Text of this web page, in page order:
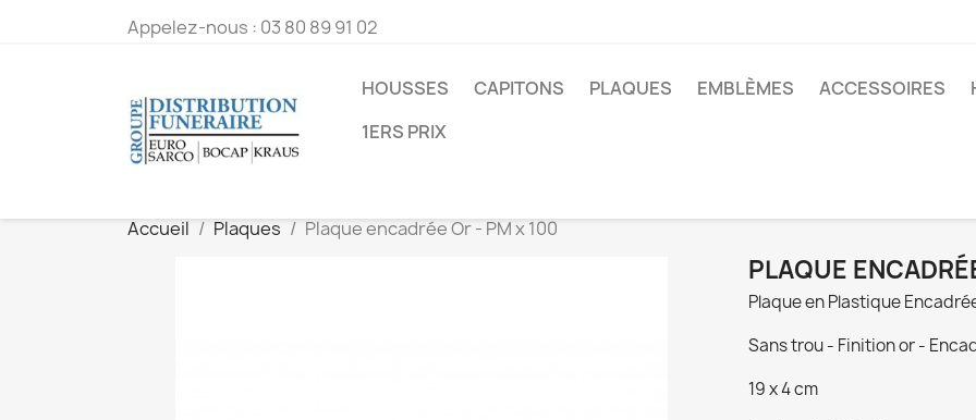
Appelez-nous : 03 80 89 91 02
HOUSSES CAPITONS PLAQUES EMBLÈMES ACCESSOIRES
1ERS PRIX
Accueil Plaques Plaque encadrée Or - PM x 100
PLAQUE
Plaque en Plastique
Sans trou - Finition or -
19 x 4 cm